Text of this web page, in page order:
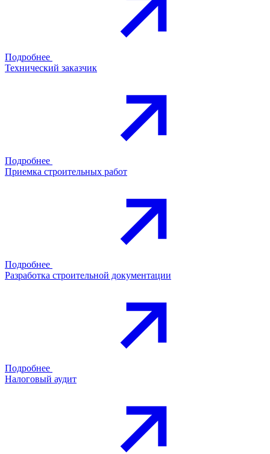
Подробнее
Технический заказчик
Подробнее
Приемка строительных работ
Подробнее
Разработка строительной документации
Подробнее
Налоговый аудит